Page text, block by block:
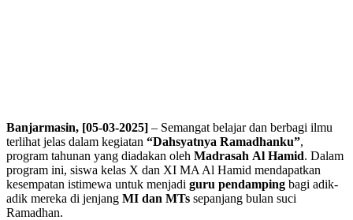
Banjarmasin, [05-03-2025] – Semangat belajar dan berbagi ilmu
terlihat jelas dalam kegiatan “Dahsyatnya Ramadhanku”,
program tahunan yang diadakan oleh Madrasah Al Hamid. Dalam
program ini, siswa kelas X dan XI MA Al Hamid mendapatkan
kesempatan istimewa untuk menjadi guru pendamping bagi adik-
adik mereka di jenjang MI dan MTs sepanjang bulan suci
Ramadhan.